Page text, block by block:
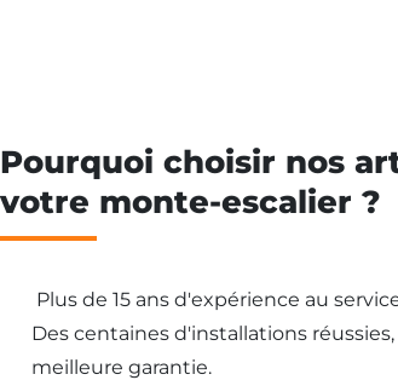
Pourquoi choisir nos
votre monte-escalier ?
Plus de 15 ans d'expérience au
Des centaines d'installations
meilleure garantie.